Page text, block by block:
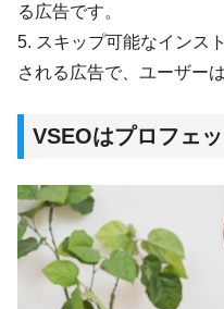
る広告です。
5. スキップ可能なインス
される広告で、ユーザー
VSEOはプロフェ